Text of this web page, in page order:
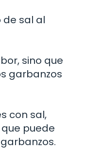
de sal al
sino que
garbanzos
con sal,
puede